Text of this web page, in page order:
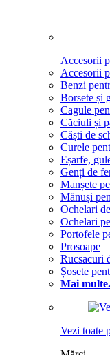
Accesorii
Accesorii
Benzi
Borsete și
Cagule
Căciuli și
Căști de
Curele
Eșarfe,
Genți de
Manșete
Mănuși
Ochelari
Ochelari
Portofele
Prosoape
Rucsacuri
Șosete
Mai
Vezi toate